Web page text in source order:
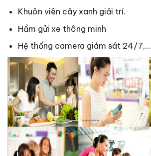
Khuôn viên cây xanh giải trí.
Hầm gửi xe thông minh
Hệ thống camera giám sát 24/7,…